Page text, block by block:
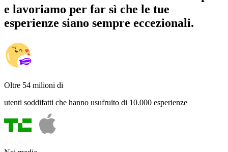
e lavoriamo per far sì che le tue
esperienze siano sempre eccezionali.
Oltre 54 milioni di
utenti soddifatti che hanno usufruito di 10.000 esperienze